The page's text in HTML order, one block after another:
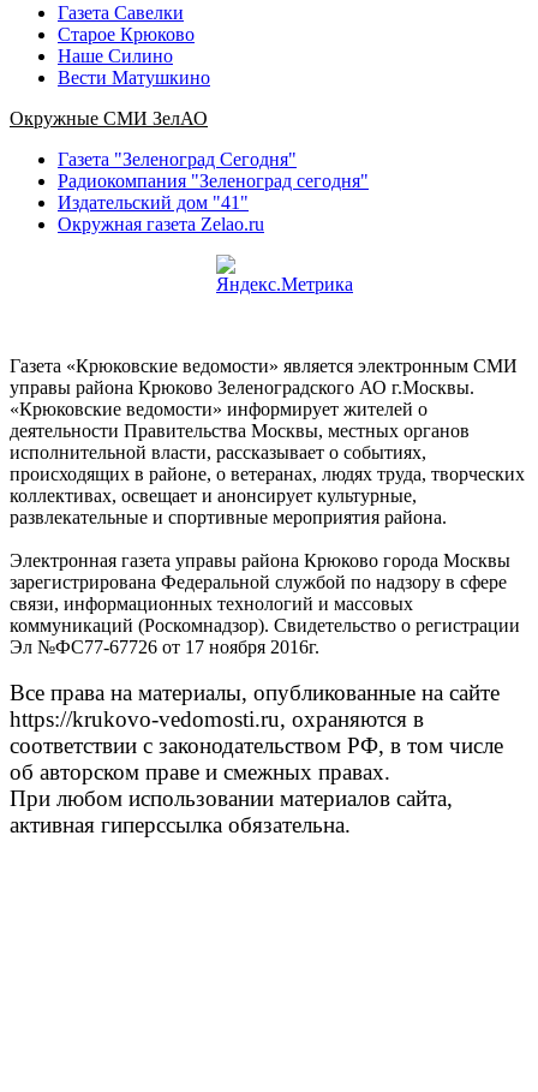
Газета Савелки
Старое Крюково
Наше Силино
Вести Матушкино
Окружные СМИ ЗелАО
Газета "Зеленоград Сегодня"
Радиокомпания "Зеленоград сегодня"
Издательский дом "41"
Окружная газета Zelao.ru
Газета «Крюковские ведомости» является электронным СМИ
управы района Крюково Зеленоградского АО г.Москвы.
«Крюковские ведомости» информирует жителей о
деятельности Правительства Москвы, местных органов
исполнительной власти, рассказывает о событиях,
происходящих в районе, о ветеранах, людях труда, творческих
коллективах, освещает и анонсирует культурные,
развлекательные и спортивные мероприятия района.
Электронная газета управы района Крюково города Москвы
зарегистрирована Федеральной службой по надзору в сфере
связи, информационных технологий и массовых
коммуникаций (Роскомнадзор). Свидетельство о регистрации
Эл №ФС77-67726 от 17 ноября 2016г.
Все права на материалы, опубликованные на сайте
https://krukovo-vedomosti.ru, охраняются в
соответствии с законодательством РФ, в том числе
об авторском праве и смежных правах.
При любом использовании материалов сайта,
активная гиперссылка обязательна.